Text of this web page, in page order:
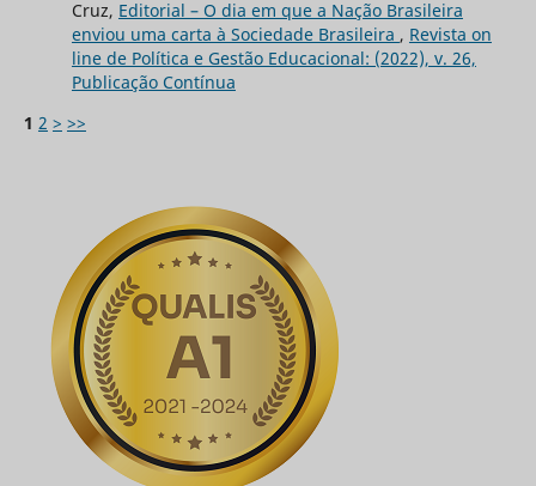
Cruz, Editorial – O dia em que a Nação Brasileira
enviou uma carta à Sociedade Brasileira , Revista on
line de Política e Gestão Educacional: (2022), v. 26,
Publicação Contínua
1 2 > >>